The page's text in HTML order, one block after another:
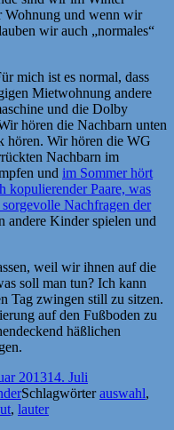
Wohnung und wenn wir
wir auch „normales“
mich ist es normal, dass
Mietwohnung andere
und die Dolby
hören die Nachbarn unten
hören. Wir hören die WG
Nachbarn im
und im Sommer hört
kopulierender Paare, was
Nachfragen der
andere Kinder spielen und
weil wir ihnen auf die
soll man tun? Ich kann
Tag zwingen still zu sitzen.
auf den Fußboden zu
häßlichen
201314. Juli
Schlagwörterauswahl,
, lauter